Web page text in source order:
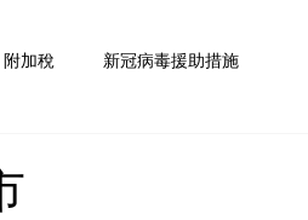
附加稅 新冠病毒援助措施